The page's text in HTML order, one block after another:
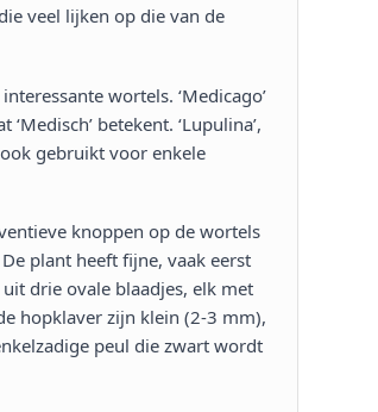
veel lijken op die van de
wortels. ‘Medicago’
betekent. ‘Lupulina’,
gebruikt voor enkele
knoppen op de wortels
plant heeft fijne, vaak eerst
drie ovale blaadjes, elk met
hopklaver zijn klein (2-3 mm),
peul die zwart wordt